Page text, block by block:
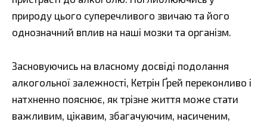
природу цього суперечливого звичаю та його
однозначний вплив на наші мозки та організм.
Засновуючись на власному досвіді подолання
алкогольної залежності, Кетрін Ґрей переконливо і
натхненно пояснює, як трізне життя може стати
важливим, цікавим, збагачуючим, насиченим,